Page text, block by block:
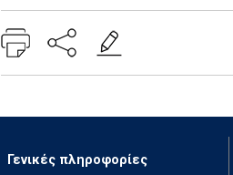
Γενικές πληροφορίες